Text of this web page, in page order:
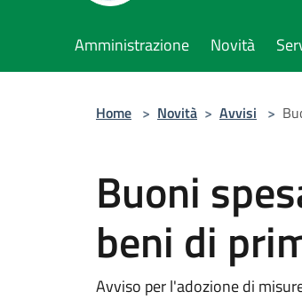
Amministrazione Novità
Home > Novità > Avvisi >
Buoni
beni di
Avviso per l'adozione di